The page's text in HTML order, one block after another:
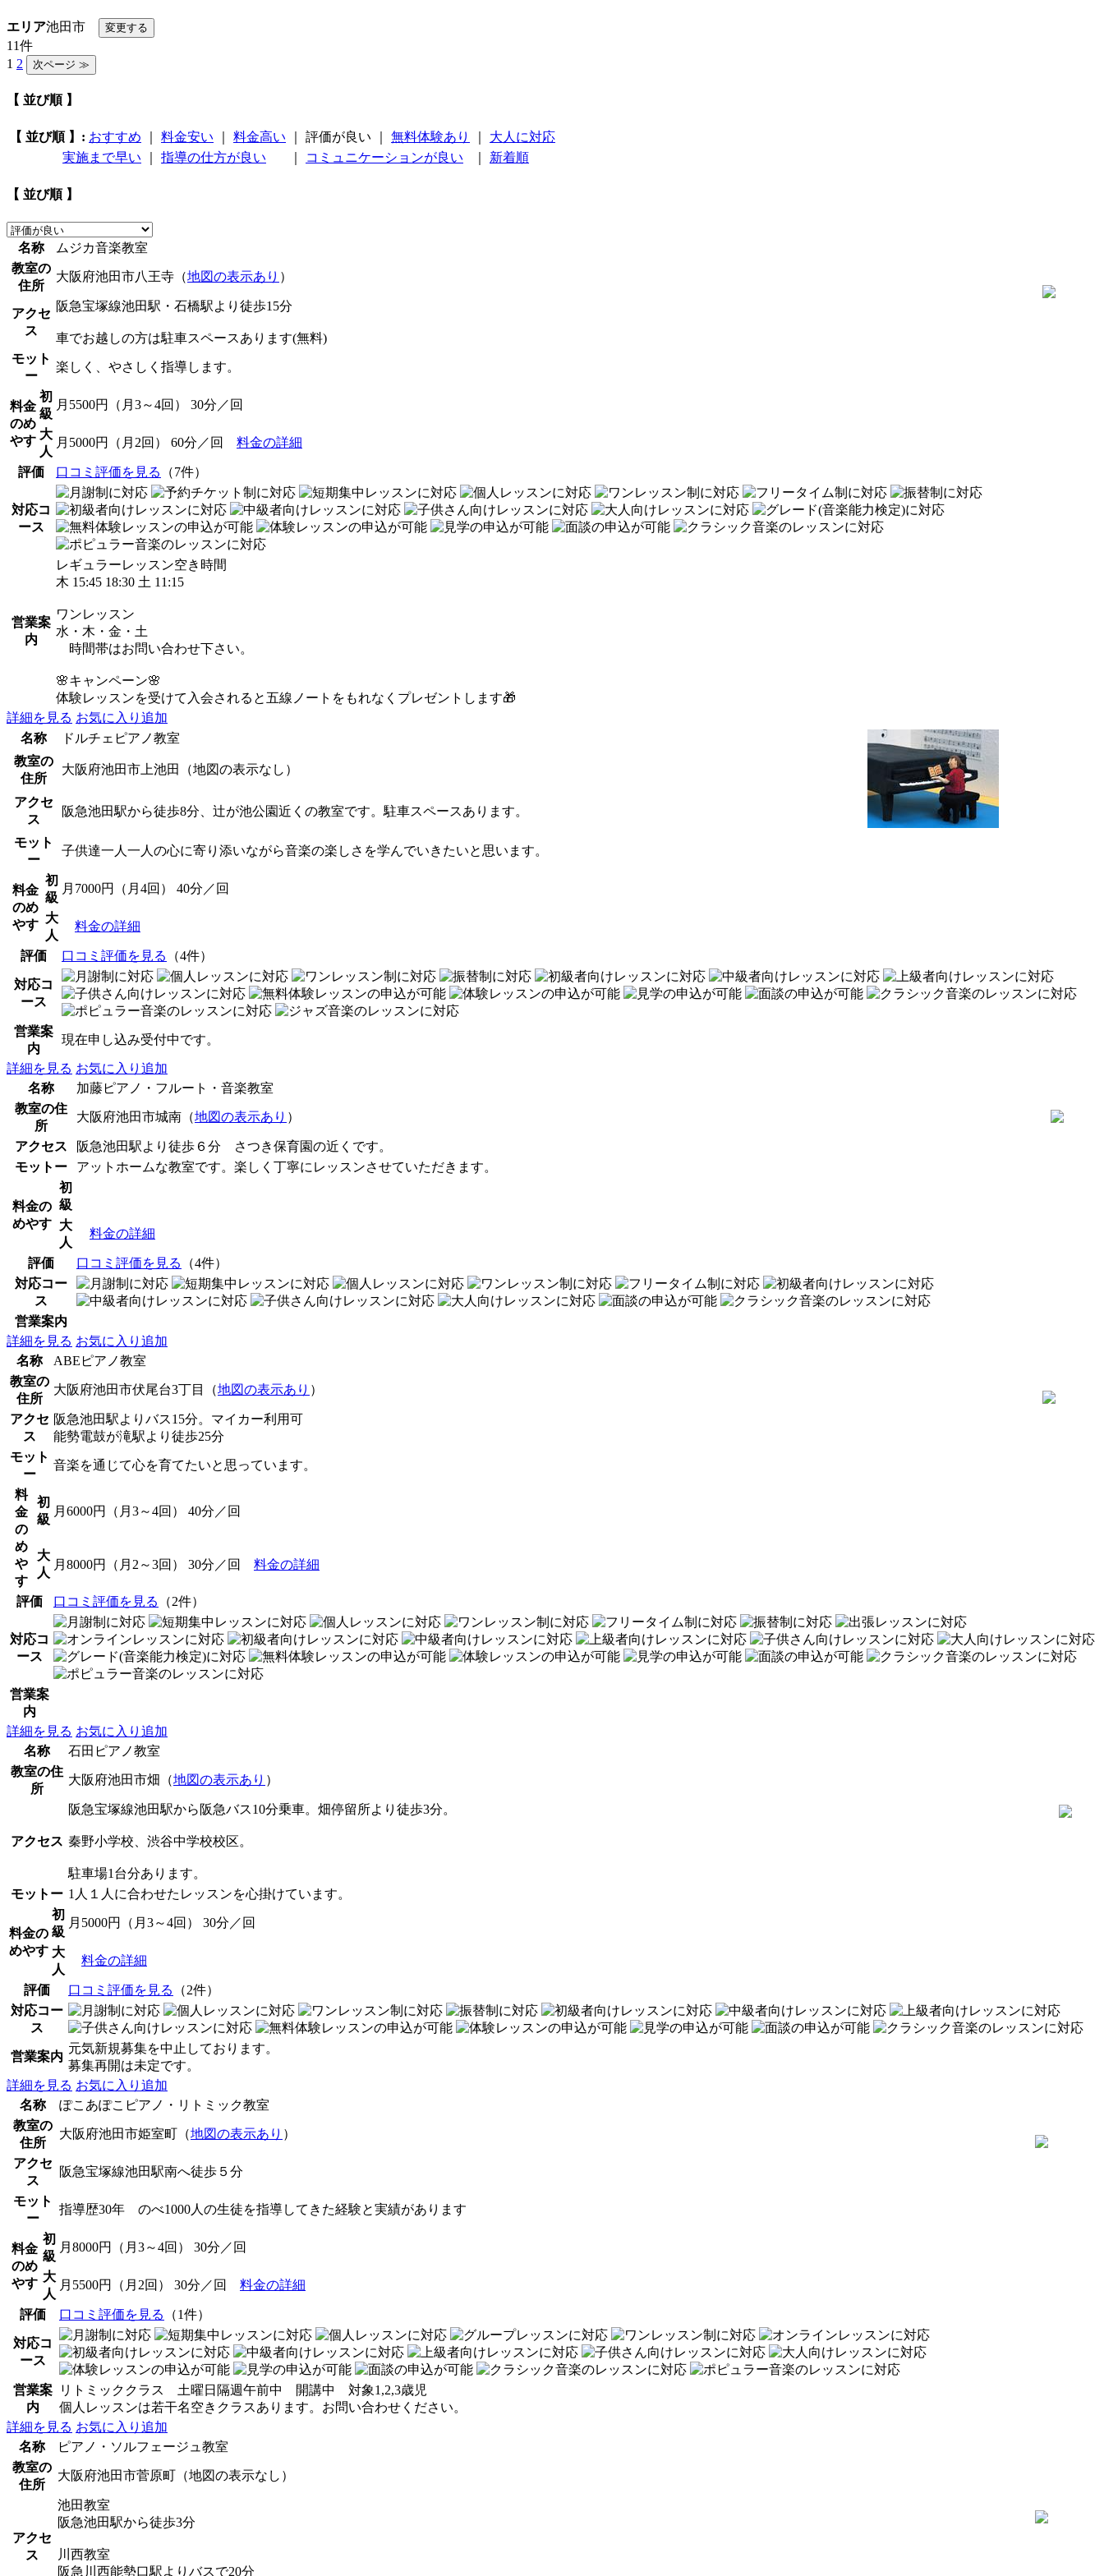
エリア池田市
11件
1 2
【 並び順 】
【 並び順 】: おすすめ 料金安い 料金高い 評価が良い 無料体験あり
大人に対応
実施まで早い
指導の仕方が良い コミュニケーションが良い 新着順
【 並び順 】
名称
ムジカ音楽教室
教室の
住所
大阪府池田市八王寺（地図の表示あり ）
アクセ
ス
阪急宝塚線池田駅・石橋駅より徒歩15分
車でお越しの方は駐車スペースあります(無料)
モット
ー
楽しく、やさしく指導します。
料金
のめ
やす
初
級
月5500円（月3～4回） 30分／回
大
人
月5000円（月2回） 60分／回 料金の詳細
評価 口コミ評価を見る （7件）
対応コ
ース
営業案
内
レギュラーレッスン空き時間
木 15:45 18:30 土 11:15
ワンレッスン
水・木・金・土
時間帯はお問い合わせ下さい。
🌸キャンペーン🌸
体験レッスンを受けて入会されると五線ノートをもれなくプレゼントします🎁
詳細を見る お気に入り追加
名称
ドルチェピアノ教室
教室の
住所
大阪府池田市上池田（地図の表示なし）
アクセ
ス
阪急池田駅から徒歩8分、辻が池公園近くの教室です。駐車スペースあります。
モット
ー
子供達一人一人の心に寄り添いながら音楽の楽しさを学んでいきたいと思います。
料金
のめ
やす
初
級
月7000円（月4回） 40分／回
大
人
料金の詳細
評価 口コミ評価を見る （4件）
対応コ
ース
営業案
内
現在申し込み受付中です。
詳細を見る お気に入り追加
名称
加藤ピアノ・フルート・音楽教室
教室の住
所
大阪府池田市城南（地図の表示あり ）
アクセス
阪急池田駅より徒歩６分 さつき保育園の近くです。
モットー
アットホームな教室です。楽しく丁寧にレッスンさせていただきます。
料金の
めやす
初
級
大
人
料金の詳細
評価 口コミ評価を見る
（4件）
対応コー
ス
営業案内
詳細を見る お気に入り追加
名称
ABEピアノ教室
教室の
住所
大阪府池田市伏尾台3丁目（地図の表示あり ）
アクセ
ス
阪急池田駅よりバス15分。マイカー利用可
能勢電鼓が滝駅より徒歩25分
モット
ー
音楽を通じて心を育てたいと思っています。
料
金
の
め
や
す
初
級
月6000円（月3～4回） 40分／回
大
人
月8000円（月2～3回） 30分／回 料金の詳細
評価 口コミ評価を見る （2件）
対応コ
ース
営業案
内
詳細を見る お気に入り追加
名称
石田ピアノ教室
教室の住
所
大阪府池田市畑（地図の表示あり ）
アクセス
阪急宝塚線池田駅から阪急バス10分乗車。畑停留所より徒歩3分。
秦野小学校、渋谷中学校校区。
駐車場1台分あります。
モットー 1人１人に合わせたレッスンを心掛けています。
料金の
めやす
初
級
月5000円（月3～4回） 30分／回
大
人
料金の詳細
評価 口コミ評価を見る
（2件）
対応コー
ス
営業案内
元気新規募集を中止しております。
募集再開は未定です。
詳細を見る お気に入り追加
名称
ぽこあぽこピアノ・リトミック教室
教室の
住所
大阪府池田市姫室町（地図の表示あり ）
アクセ
ス
阪急宝塚線池田駅南へ徒歩５分
モット
ー
指導歴30年 のべ1000人の生徒を指導してきた経験と実績があります
料金
のめ
やす
初
級
月8000円（月3～4回） 30分／回
大
人
月5500円（月2回） 30分／回 料金の詳細
評価 口コミ評価を見る （1件）
対応コ
ース
営業案
内
リトミッククラス 土曜日隔週午前中 開講中 対象1,2,3歳児
個人レッスンは若干名空きクラスあります。お問い合わせください。
詳細を見る お気に入り追加
名称
ピアノ・ソルフェージュ教室
教室の
住所
大阪府池田市菅原町（地図の表示なし）
アクセ
ス
池田教室
阪急池田駅から徒歩3分
川西教室
阪急川西能勢口駅よりバスで20分